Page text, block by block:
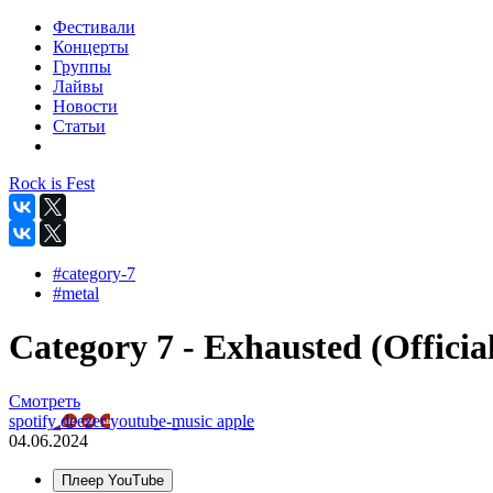
Фестивали
Концерты
Группы
Лайвы
Новости
Статьи
Rock is Fest
#category-7
#metal
Category 7 - Exhausted
Смотреть
spotifydeezeryoutube-music apple
04.06.2024
Плеер YouTube